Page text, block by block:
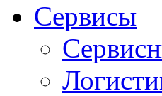
Сервисы